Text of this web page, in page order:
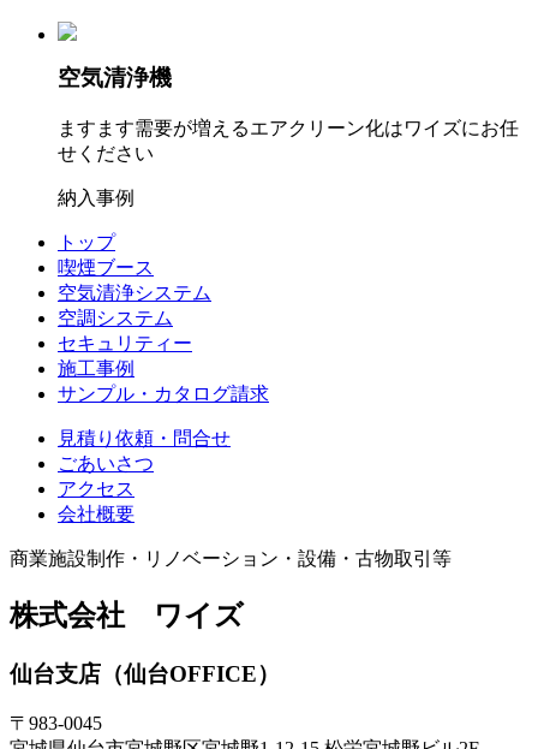
空気清浄機
ますます需要が増えるエアクリーン化はワイズにお任
せください
納入事例
トップ
喫煙ブース
空気清浄システム
空調システム
セキュリティー
施工事例
サンプル・カタログ請求
見積り依頼・問合せ
ごあいさつ
アクセス
会社概要
商業施設制作・リノベーション・設備・古物取引等
株式会社 ワイズ
仙台支店（仙台OFFICE）
〒983-0045